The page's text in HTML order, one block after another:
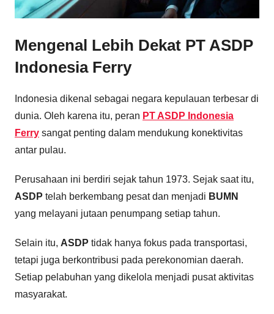
Mengenal Lebih Dekat PT ASDP
Indonesia Ferry
Indonesia dikenal sebagai negara kepulauan terbesar di
dunia. Oleh karena itu, peran PT ASDP Indonesia
Ferry sangat penting dalam mendukung konektivitas
antar pulau.
Perusahaan ini berdiri sejak tahun 1973. Sejak saat itu,
ASDP telah berkembang pesat dan menjadi BUMN
yang melayani jutaan penumpang setiap tahun.
Selain itu, ASDP tidak hanya fokus pada transportasi,
tetapi juga berkontribusi pada perekonomian daerah.
Setiap pelabuhan yang dikelola menjadi pusat aktivitas
masyarakat.